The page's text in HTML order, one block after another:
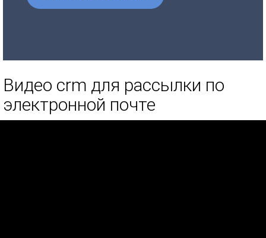
Видео crm для рассылки по
электронной почте